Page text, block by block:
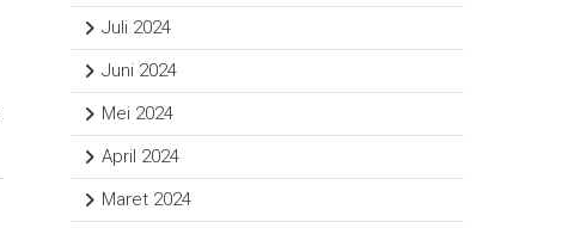
Juli 2024
Juni 2024
Mei 2024
April 2024
Maret 2024